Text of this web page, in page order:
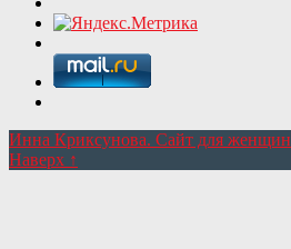
Инна Криксунова. Сайт для женщин
Наверх ↑